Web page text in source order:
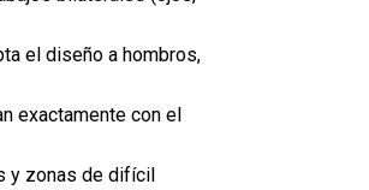
el diseño a hombros,
exactamente con el
y zonas de difícil